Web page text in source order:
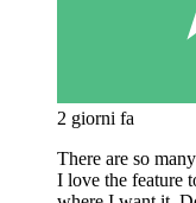
2 giorni fa
There are so
I love the feature